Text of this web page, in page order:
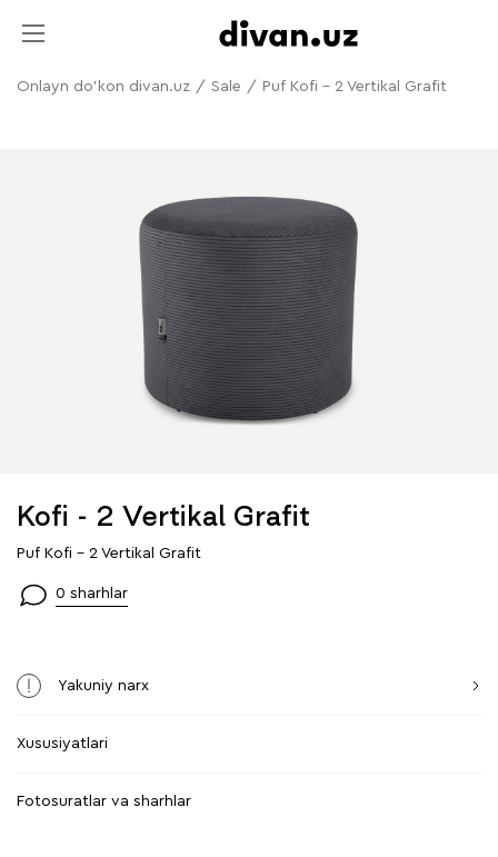
Onlayn do'kon divan.uz / Sale / Puf Kofi - 2 Vertikal Grafit
Kofi - 2 Vertikal Grafit
Puf Kofi - 2 Vertikal Grafit
0 sharhlar
Yakuniy narx
Xususiyatlari
Fotosuratlar va sharhlar